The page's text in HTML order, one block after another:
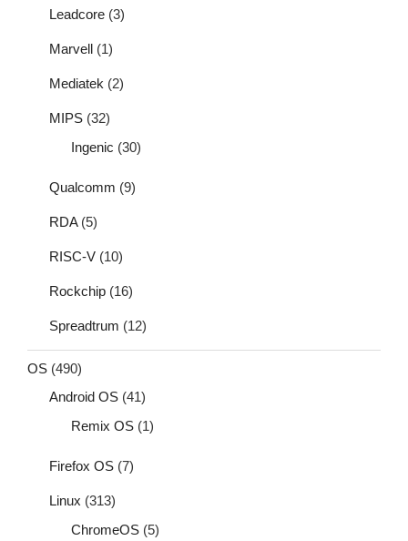
Leadcore (3)
Marvell (1)
Mediatek (2)
MIPS (32)
Ingenic (30)
Qualcomm (9)
RDA(5)
RISC-V (10)
Rockchip (16)
Spreadtrum (12)
OS (490)
Android OS (41)
Remix OS (1)
Firefox OS (7)
Linux (313)
ChromeOS (5)